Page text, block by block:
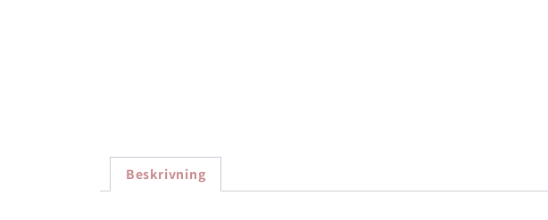
Beskrivning